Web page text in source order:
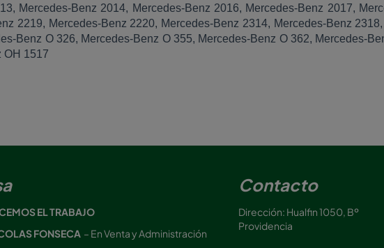
Mercedes-Benz 2014, Mercedes-Benz 2016, Mercedes-Benz 2017,
2219, Mercedes-Benz 2220, Mercedes-Benz 2314, Mercedes-Benz
Benz O 326, Mercedes-Benz O 355, Mercedes-Benz O 362, Mercedes-
OH 1517
EL TRABAJO
FONSECA – En Venta y Administración
Contacto
Dirección: Hualfin 1050, Bº
Providencia